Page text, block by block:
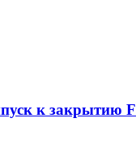
к закрытию